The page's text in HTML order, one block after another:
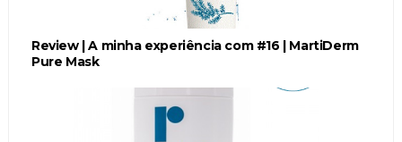
Review | A minha experiência com #16 | MartiDerm
Pure Mask